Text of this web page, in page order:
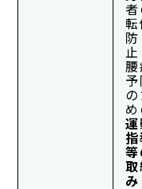
者
転
防
止
腰
予
の
め
運
指
等
取
み